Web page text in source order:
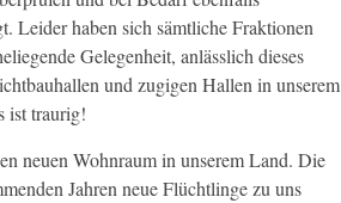
Leider haben sich sämtliche Fraktionen
Gelegenheit, anlässlich dieses
und zugigen Hallen in unserem
ist traurig!
neuen Wohnraum in unserem Land. Die
Jahren neue Flüchtlinge zu uns